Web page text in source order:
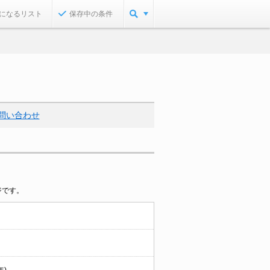
なるリスト 保存中の条件
い合わせ
す。